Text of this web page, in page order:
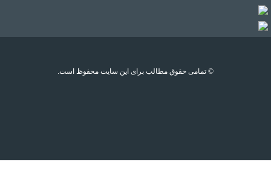
© تمامی حقوق مطالب برای این سایت محفوظ است.